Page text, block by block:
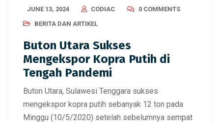
JUNE 13, 2024 CODIAC
0 COMMENTS
BERITA DAN ARTIKEL
Buton Utara Sukses
Mengekspor Kopra Putih di
Tengah Pandemi
Buton Utara, Sulawesi Tenggara sukses
mengekspor kopra putih sebanyak 12 ton pada
Minggu (10/5/2020) setelah sebelumnya sempat